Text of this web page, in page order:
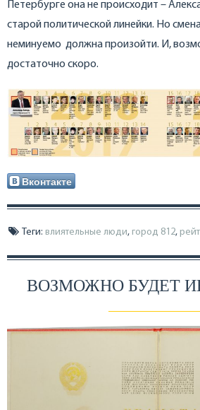
Петербурге она не происходит –
старой политической линейки. Но
неминуемо должна произойти. И,
достаточно скоро.
Вконтакте
Теги: влиятельные люди, город 812,
ВОЗМОЖНО БУДЕТ